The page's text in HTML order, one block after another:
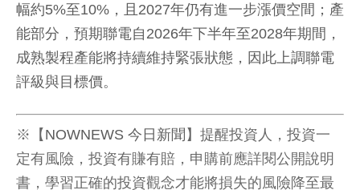
幅約5%至10%，且2027年仍有進一步漲價空間；產
能部分，預期聯電自2026年下半年至2028年期間，
成熟製程產能將持續維持緊張狀態，因此上調聯電
評級與目標價。
※【 NOWNEWS 今日新聞 】提醒投資人，投資一
定有風險，投資有賺有賠，申購前應詳閱公開說明
書，學習正確的投資觀念才能將損失的風險降至最